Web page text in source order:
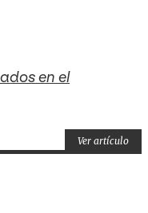
en el
Ver artículo